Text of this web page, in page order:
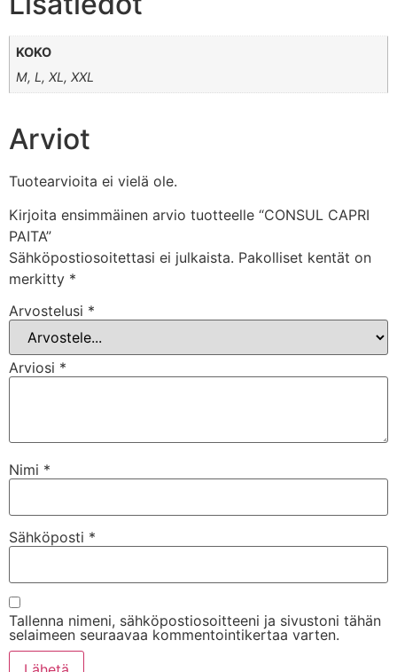
KOKO
M, L, XL, XXL
Arviot
Tuotearvioita ei vielä ole.
Kirjoita ensimmäinen arvio tuotteelle “CONSUL CAPRI
PAITA”
Sähköpostiosoitettasi ei julkaista. Pakolliset kentät on
merkitty *
Arvostelusi *
Arviosi *
Nimi *
Sähköposti *
Tallenna nimeni, sähköpostiosoitteeni ja sivustoni tähän
selaimeen seuraavaa kommentointikertaa varten.